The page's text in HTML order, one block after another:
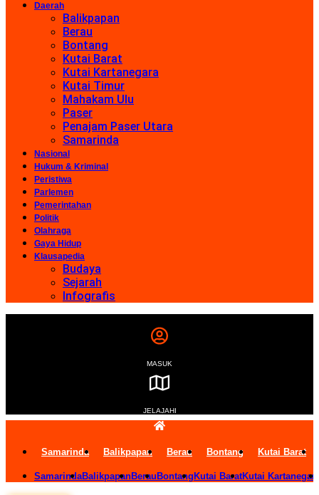
Daerah
Balikpapan
Berau
Bontang
Kutai Barat
Kutai Kartanegara
Kutai Timur
Mahakam Ulu
Paser
Penajam Paser Utara
Samarinda
Nasional
Hukum & Kriminal
Peristiwa
Parlemen
Pemerintahan
Politik
Olahraga
Gaya Hidup
Klausapedia
Budaya
Sejarah
Infografis
MASUK
JELAJAHI
Samarinda Balikpapan Berau Bontang Kutai Barat
SamarindaBalikpapanBerau Bontang Kutai BaratKutai